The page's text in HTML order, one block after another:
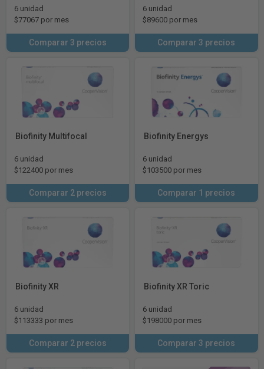
6 unidad
$77067 por mes
Comparar 3 precios
6 unidad
$89600 por mes
Comparar 3 precios
Biofinity Multifocal
6 unidad
$122400 por mes
Comparar 2 precios
Biofinity Energys
6 unidad
$103500 por mes
Comparar 1 precios
Biofinity XR
6 unidad
$113333 por mes
Comparar 2 precios
Biofinity XR Toric
6 unidad
$198000 por mes
Comparar 3 precios